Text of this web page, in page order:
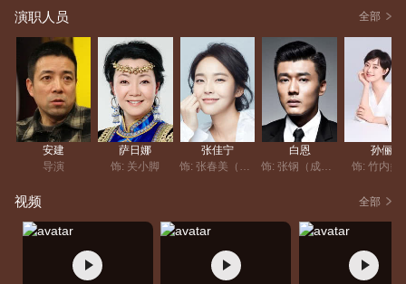
中。张家在抗战时遭遇诸多挫折，大儿子死于日本兵之手，二
儿媳朱小环（闫学晶 饰）也因迫害丧失生育能力。多鹤的到来
在张家引发了巨大的风波与矛盾。随着对张家了解的加深，多
鹤感激他们的照顾，也同情小环的遭遇，于是愿意为张石匠的
次子张俭（姜武 饰）生育子女，一个特殊的家庭在那个特殊的
年代就此组成…… 本片改编自严歌苓的同名小说。
演职人员 全部
安建
导演
萨日娜
饰: 关小脚
张佳宁
白恩
孙俪
饰: 竹内多
视频 全部